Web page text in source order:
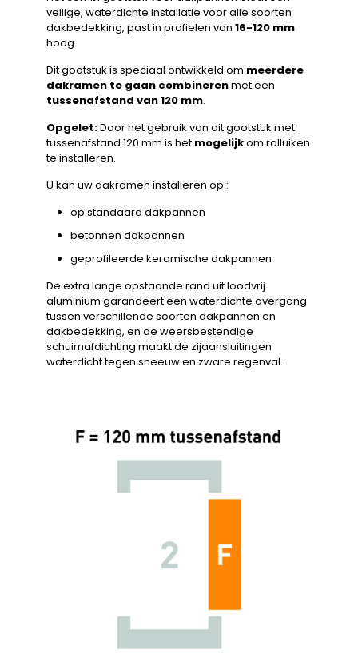
veilige, waterdichte installatie voor alle soorten
dakbedekking, past in profielen van 16-120 mm
hoog.
Dit gootstuk is speciaal ontwikkeld om meerdere
dakramen te gaan combinerenmet een
tussenafstand van 120 mm.
Opgelet:Door het gebruik van dit gootstuk met
tussenafstand 120 mm is het mogelijkom rolluiken
te installeren.
U kan uw dakramen installeren op :
op standaard dakpannen
betonnen dakpannen
geprofileerde keramische dakpannen
De extra lange opstaande rand uit loodvrij
aluminium garandeert een waterdichte overgang
tussen verschillende soorten dakpannen en
dakbedekking, en de weersbestendige
schuimafdichting maakt de zijaansluitingen
waterdicht tegen sneeuw en zware regenval.